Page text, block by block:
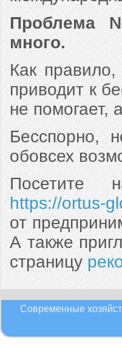
Проблема
много.
Как
приводит к
не помогает,
Бесспорно,
обовсех
Посетите
https://ortus-
от
А также
страницу
Современные